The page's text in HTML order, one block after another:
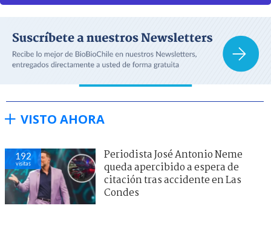
VISTO AHORA
192
visitas
Periodista José Antonio Neme
queda apercibido a espera de
citación tras accidente en Las
Condes